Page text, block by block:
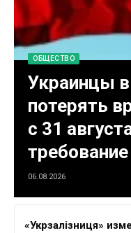
ОБЩЕСТВО
Украинцы
потерять
с 31
требование
06.08.2026
«Укрзалізниця»